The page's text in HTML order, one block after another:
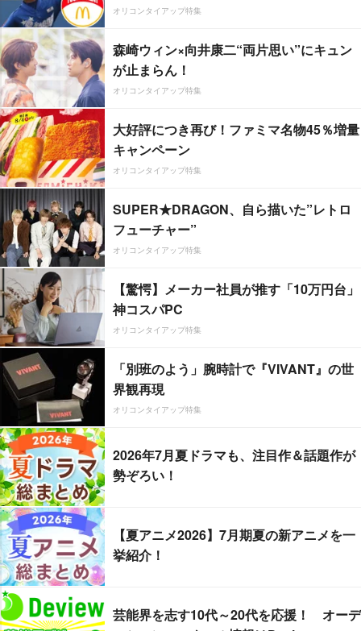
オリコンタイアップ特集
森崎ウィン×向井康二“両片思い”にキュン
が止まらん！
オリコンタイアップ特集
大好評につき再び！ファミマ名物45％増量
キャンペーン
オリコンタイアップ特集
SUPER★DRAGON、自ら描いた”レトロ
フューチャー”
オリコンタイアップ特集
【驚愕】メーカー社員が推す「10万円台」
神コスパPC
オリコンタイアップ特集
「別班のよう」腕時計で『VIVANT』の世
界観再現
オリコンタイアップ特集
2026年7月夏ドラマも、注目作＆話題作が
勢ぞろい！
【夏アニメ2026】7月期夏の新アニメを一
挙紹介！
芸能界を志す10代～20代を応援！ オーデ